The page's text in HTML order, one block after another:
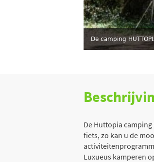
De camping
De Huttopia
fiets, zo kan u de
Luxueus kamperen